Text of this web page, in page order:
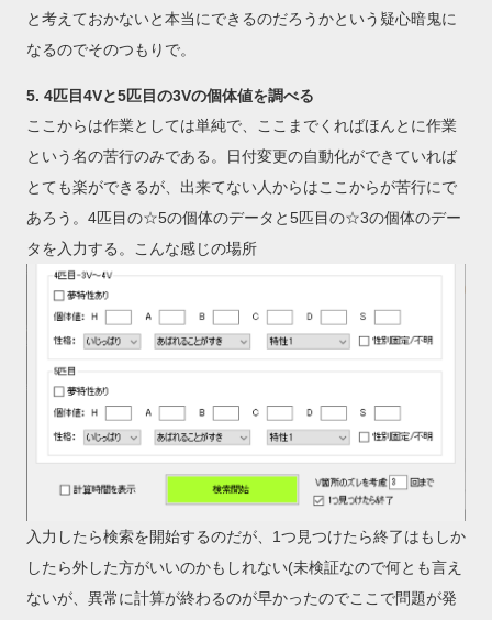
と考えておかないと本当にできるのだろうかという疑心暗鬼に
なるのでそのつもりで。
5. 4匹目4Vと5匹目の3Vの個体値を調べる
ここからは作業としては単純で、ここまでくればほんとに作業
という名の苦行のみである。日付変更の自動化ができていれば
とても楽ができるが、出来てない人からはここからが苦行にで
あろう。4匹目の☆5の個体のデータと5匹目の☆3の個体のデー
タを入力する。こんな感じの場所
入力したら検索を開始するのだが、1つ見つけたら終了はもしか
したら外した方がいいのかもしれない(未検証なので何とも言え
ないが、異常に計算が終わるのが早かったのでここで問題が発